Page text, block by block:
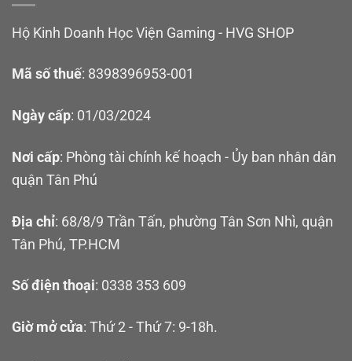
Hộ Kinh Doanh Học Viện Gaming - HVG SHOP
Mã số thuế: 8398396953-001
Ngày cấp: 01/03/2024
Nơi cấp: Phòng tài chính kế hoạch - Ủy ban nhân dân
quận Tân Phú
Địa chỉ: 68/8/9 Trần Tấn, phường Tân Sơn Nhì, quận
Tân Phú, TP.HCM
Số điện thoại: 0338 353 609
Giờ mở cửa: Thứ 2 - Thứ 7: 9-18h.